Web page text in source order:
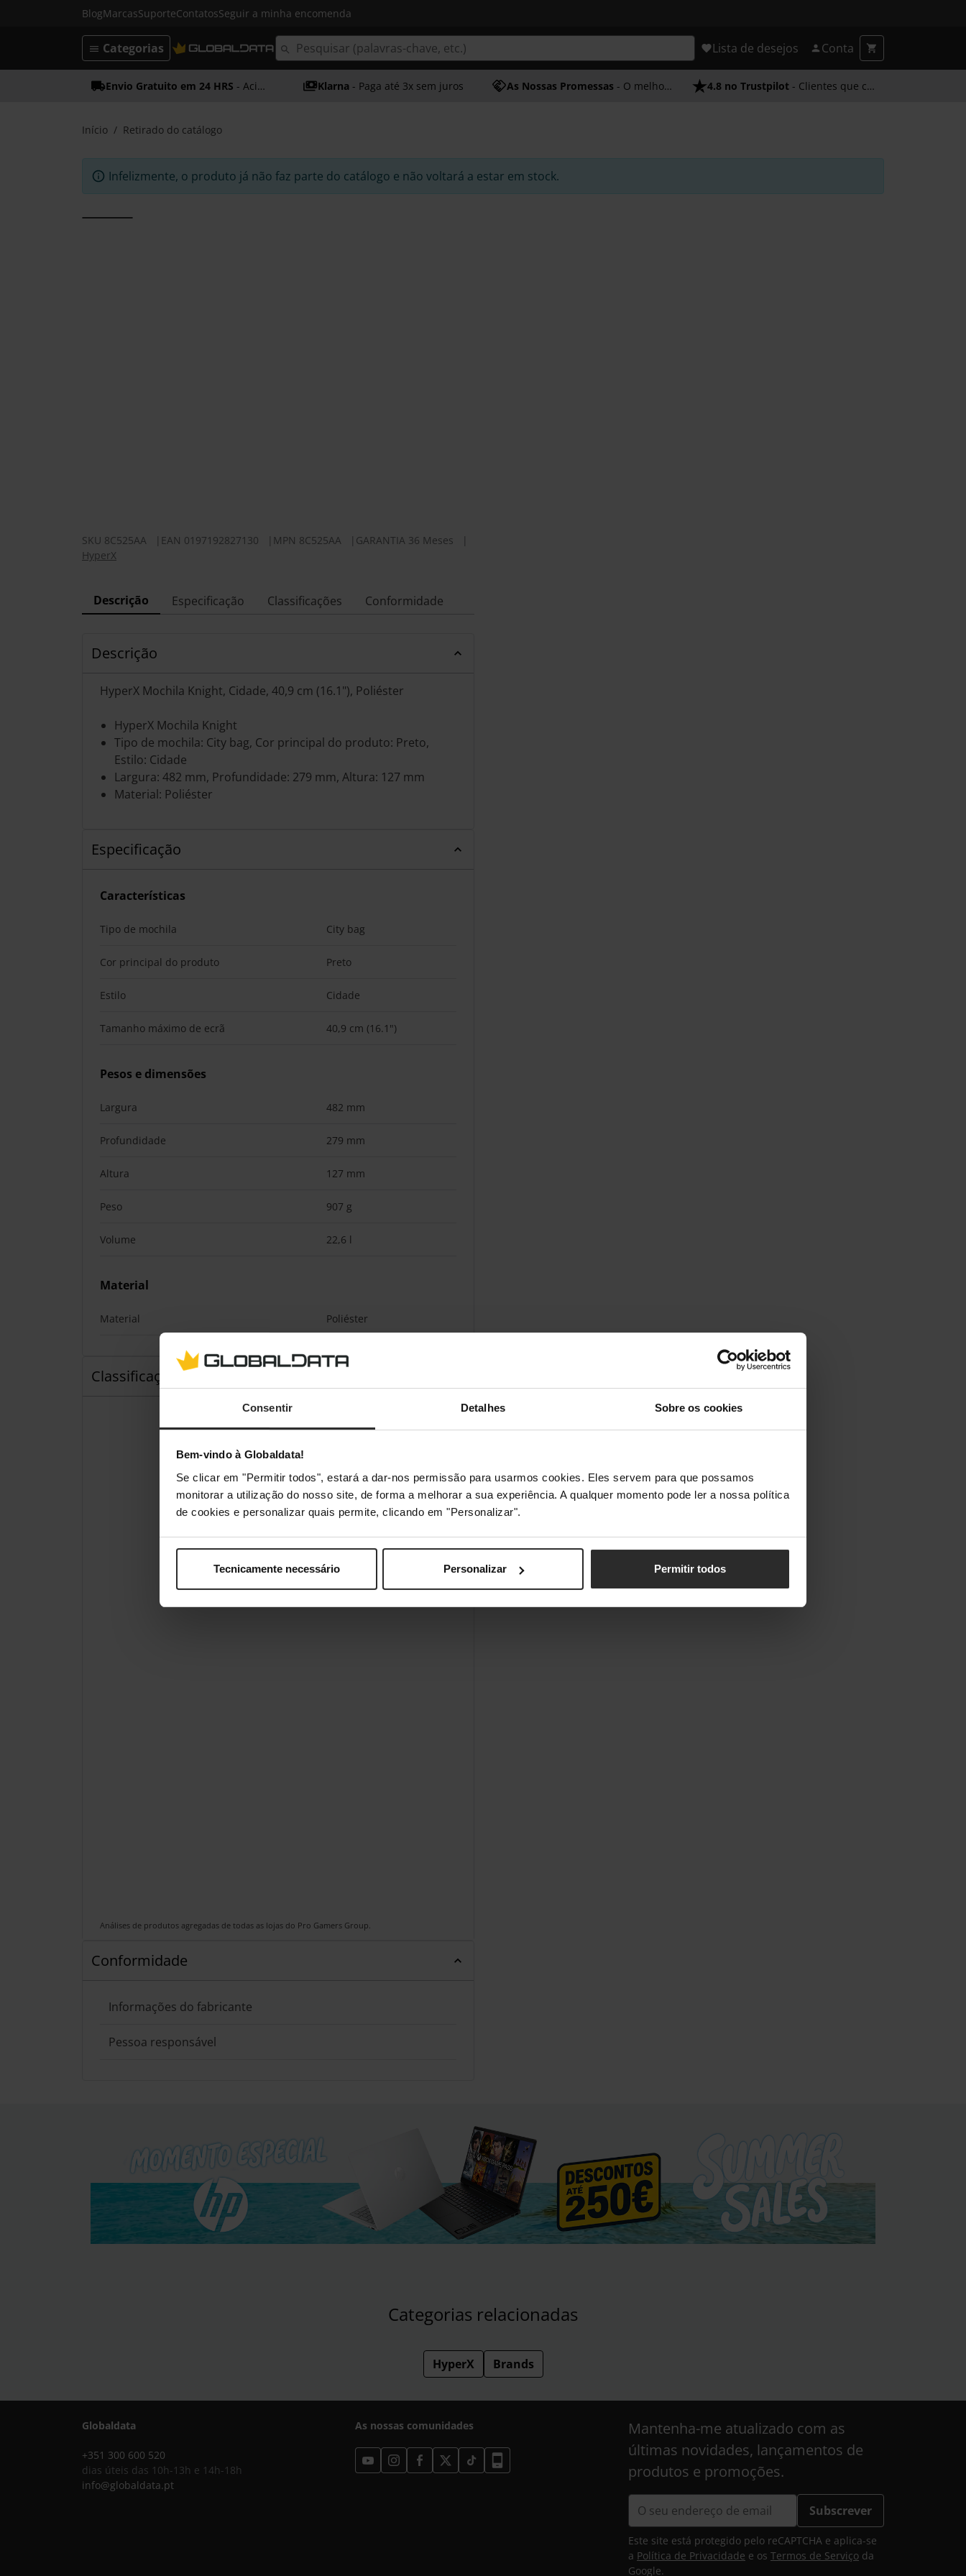
Consentir Detalhes Sobre os cookies
Bem-vindo à Globaldata!
Se clicar em "Permitir todos", estará a dar-nos permissão para usarmos cookies. Eles servem para que possamos
monitorar a utilização do nosso site, de forma a melhorar a sua experiência. A qualquer momento pode ler a nossa política
de cookies e personalizar quais permite, clicando em "Personalizar".
Tecnicamente necessário Personalizar Permitir todos
BlogMarcasSuporteContatosSeguir a minha encomenda
Lista de desejos Conta
Categorias
Envio Gratuito em 24 HRS - Acima dos 50€ Klarna - Paga até 3x sem juros As Nossas Promessas - O melhor atendimento 4.8 no Trustpilot - Clientes que confiam em nós
Início Retirado do catálogo
Infelizmente, o produto já não faz parte do catálogo e não voltará a estar em stock.
SKU 8C525AA EAN 0197192827130 MPN 8C525AA GARANTIA 36 Meses
HyperX
Descrição Especificação Classificações Conformidade
Descrição
HyperX Mochila Knight, Cidade, 40,9 cm (16.1"), Poliéster
HyperX Mochila Knight
Tipo de mochila: City bag, Cor principal do produto: Preto,
Estilo: Cidade
Largura: 482 mm, Profundidade: 279 mm, Altura: 127 mm
Material: Poliéster
Especificação
Características
Tipo de mochila City bag
Cor principal do produto Preto
Estilo Cidade
Tamanho máximo de ecrã 40,9 cm (16.1")
Pesos e dimensões
Largura 482 mm
Profundidade 279 mm
Altura 127 mm
Peso 907 g
Volume 22,6 l
Material
Material Poliéster
Classificações
Análises de produtos agregadas de todas as lojas do Pro Gamers Group.
Conformidade
Informações do fabricante
Pessoa responsável
Categorias relacionadas
HyperX Brands
Globaldata
+351 300 600 520
dias úteis das 10h-13h e 14h-18h
info@globaldata.pt
As nossas comunidades
Mantenha-me atualizado com as
últimas novidades, lançamentos de
produtos e promoções.
Subscrever
Este site está protegido pelo reCAPTCHA e aplica-se
a Política de Privacidade e os Termos de Serviço da
Google.